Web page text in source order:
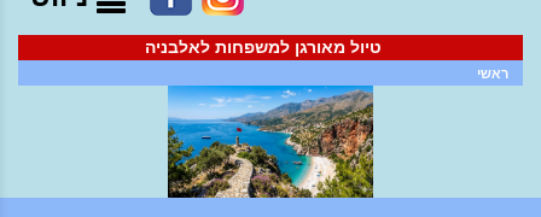
טיול מאורגן למשפחות לאלבניה
ראשי